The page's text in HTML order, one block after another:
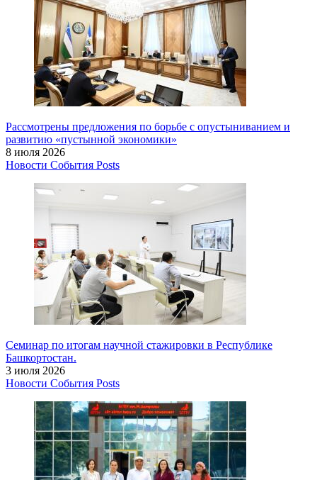
Рассмотрены предложения по борьбе с опустыниванием и
развитию «пустынной экономики»
8 июля 2026
Новости События Posts
Семинар по итогам научной стажировки в Республике
Башкортостан.
3 июля 2026
Новости События Posts